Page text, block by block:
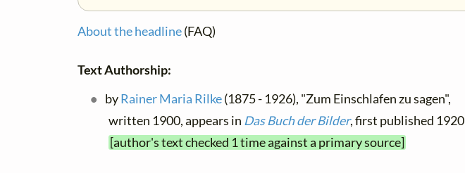
About the headline(FAQ)
Text Authorship:
byRainer Maria Rilke(1875 - 1926), "Zum Einschlafen zu sagen",
written 1900, appears in Das Buch der Bilder, first published 1920
[author's text checked 1 time against a primary source]